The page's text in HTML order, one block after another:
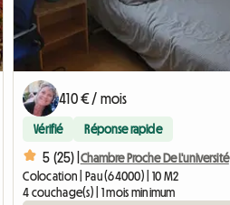
410 € / mois
Vérifié Réponse rapide
5 (25) | Chambre Proche De L'université
Colocation | Pau (64000) | 10 M2
4 couchage(s) | 1 mois minimum